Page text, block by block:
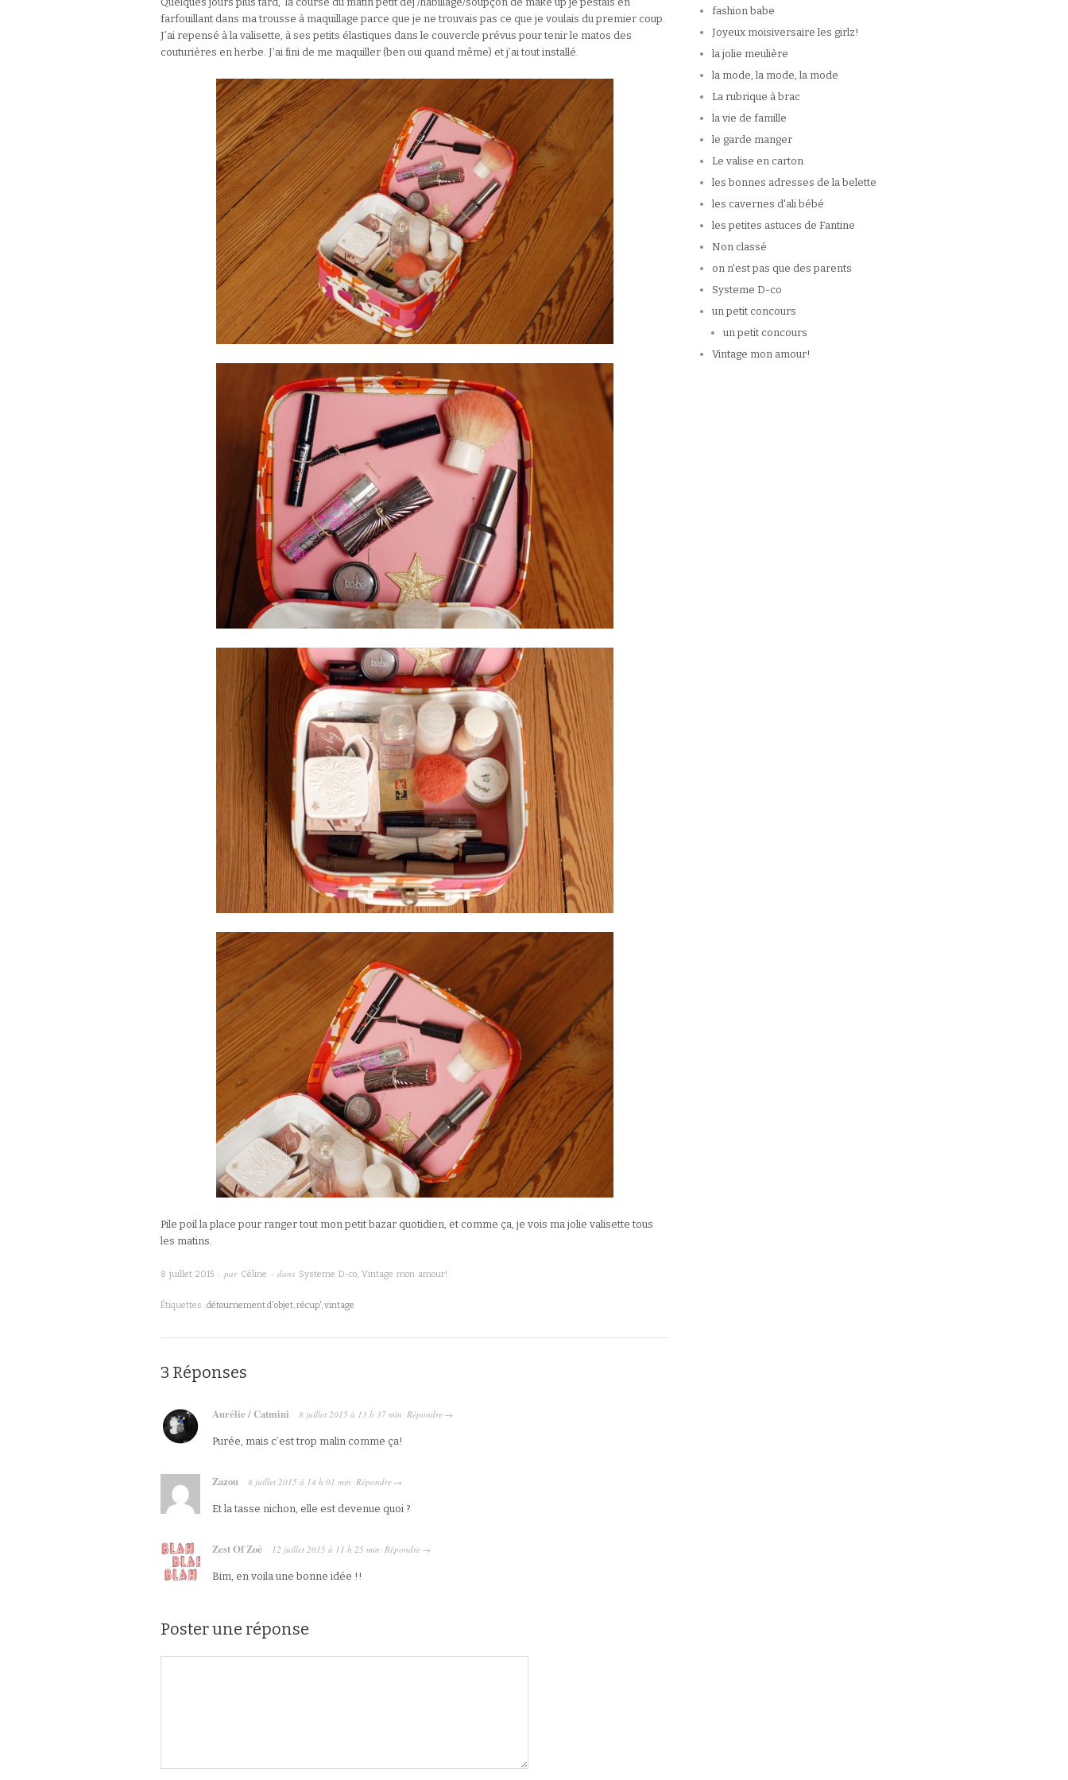
farfouillant dans ma trousse à maquillage parce que je ne trouvais pas ce que je voulais du premier coup.
J’ai repensé à la valisette, à ses petits élastiques dans le couvercle prévus pour tenir le matos des
couturières en herbe. J’ai fini de me maquiller (ben oui quand même) et j’ai tout installé.
Pile poil la place pour ranger tout mon petit bazar quotidien, et comme ça, je vois ma jolie valisette tous
les matins.
8 juillet 2015 · par Céline · dans Systeme D-co, Vintage mon amour!
Étiquettes :détournement d'objet,récup',vintage
3 Réponses
Aurélie / Catmini 8 juillet 2015 à 13 h 37 min · Répondre →
Purée, mais c’est trop malin comme ça!
Zazou 8 juillet 2015 à 14 h 01 min · Répondre →
Et la tasse nichon, elle est devenue quoi ?
Zest Of Zoé 12 juillet 2015 à 11 h 25 min · Répondre →
Bim, en voila une bonne idée !!
Poster une réponse
fashion babe
Joyeux moisiversaire les girlz!
la jolie meulière
la mode, la mode, la mode
La rubrique à brac
la vie de famille
le garde manger
Le valise en carton
les bonnes adresses de la belette
les cavernes d'ali bébé
les petites astuces de Fantine
Non classé
on n'est pas que des parents
Systeme D-co
un petit concours
un petit concours
Vintage mon amour!